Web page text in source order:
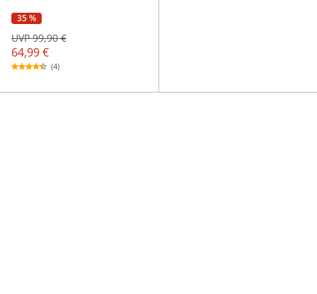
35 %
64,99 €
UVP 99,90 €
(4)